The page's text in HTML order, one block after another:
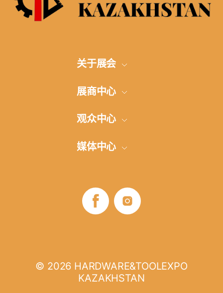
关于展会
展会概况
地点和方向
展商中心
参展申请
展览时间
观众中心
网上登记
B2B项目
展会商业计划
媒体中心
照片-视频
媒体伙伴
© 2026 HARDWARE&TOOLEXPO
KAZAKHSTAN